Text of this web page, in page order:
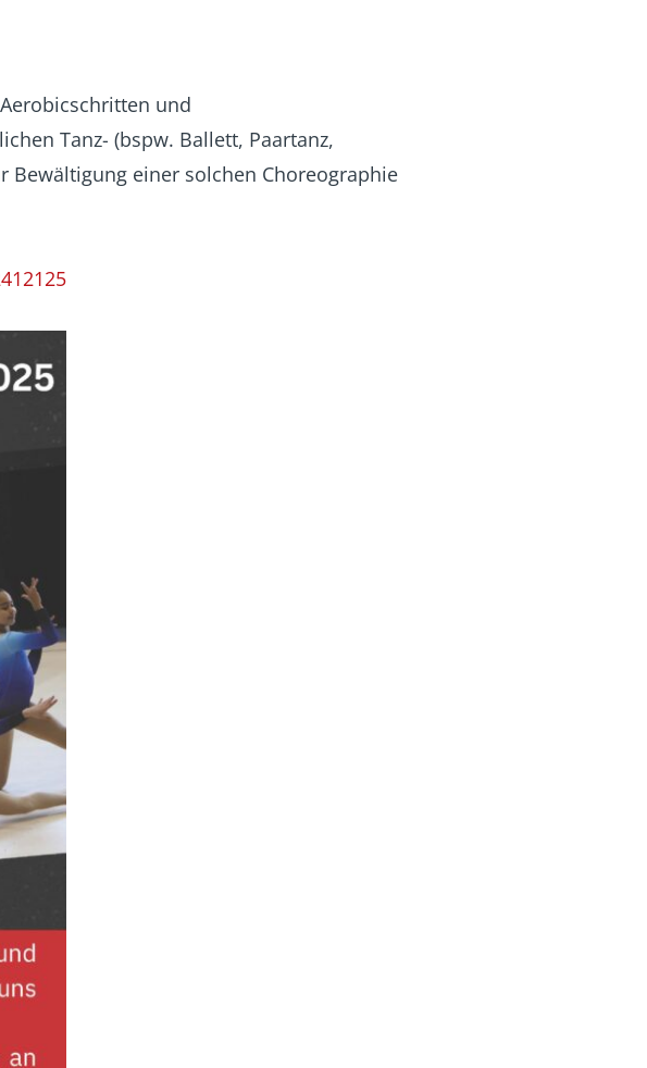
und
Tanz- (bspw. Ballett, Paartanz,
Bewältigung einer solchen Choreographie